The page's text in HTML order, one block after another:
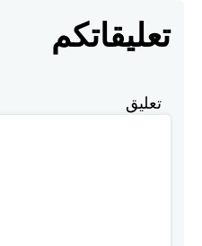
تعليقاتكم
تعليق